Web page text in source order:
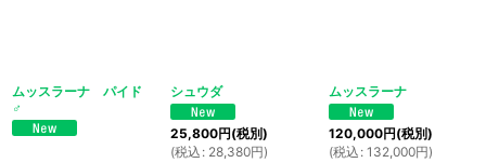
ムッスラーナ パイド
♂
シュウダ
25,800円(税別)
(税込 : 28,380円)
ムッスラーナ
120,000円(税別)
(税込 : 132,000円)